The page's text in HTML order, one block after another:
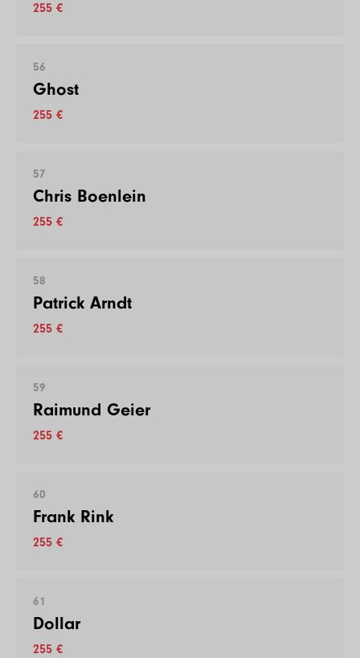
255 €
56
Ghost
255 €
57
Chris Boenlein
255 €
58
Patrick Arndt
255 €
59
Raimund Geier
255 €
60
Frank Rink
255 €
61
Dollar
255 €